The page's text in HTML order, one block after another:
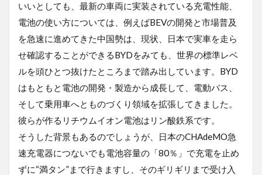
いいとしても、最新の車両に実装されている充電性能、
電池の使い方については、例えばBEVの開発と市場普及
を急速に進めてきた中国勢は、現状、日本で実車を走ら
せ確認することができるBYDをみても、世界の標準レベ
ルを頭ひとつ抜けたところまで踏み出しています。BYD
はもともと電池の開発・製造から成長して、電動バス、
そして乗用車へとものづくり領域を拡張してきました。
彼らが作るリチウムイオン電池はリン酸鉄系です。
そうした背景もあるのでしょうが、日本のCHAdeMO急
速充電器につないでも電池容量の「80％」で充電を止め
ずに“満タン”まで行きますし、そのギリギリまで受け入